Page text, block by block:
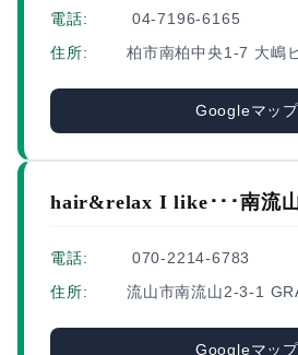
電話:
04-7196-6165
住所:
柏市南柏中央1-7 大嶋
Googleマップ
hair&relax I like･･･南流
電話:
070-2214-6783
住所:
流山市南流山2-3-1
Googleマップ